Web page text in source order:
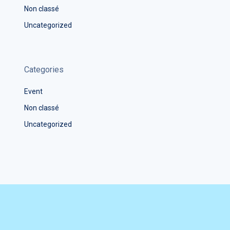
Non classé
Uncategorized
Categories
Event
Non classé
Uncategorized